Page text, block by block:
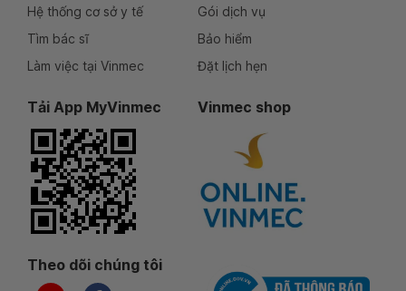
Hệ thống cơ sở y tế
Tìm bác sĩ
Làm việc tại Vinmec
Gói dịch vụ
Bảo hiểm
Đặt lịch hẹn
Tải App MyVinmec Vinmec shop
Theo dõi chúng tôi